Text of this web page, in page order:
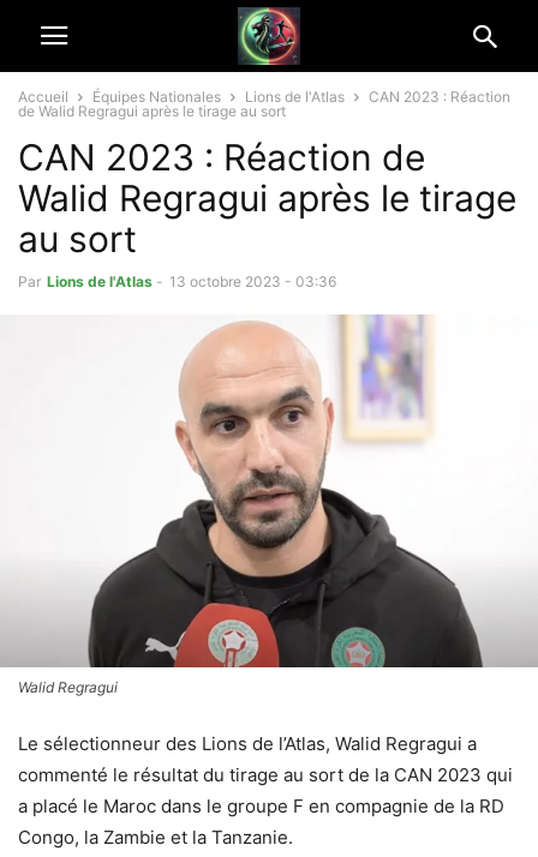
Accueil Équipes Nationales Lions de l'Atlas
CAN 2023 : Réaction
de Walid Regragui après le tirage au sort
CAN 2023 : Réaction de
Walid Regragui après le tirage
au sort
Par Lions de l'Atlas - 13 octobre 2023 - 03:36
Walid Regragui
Le sélectionneur des Lions de l’Atlas, Walid Regragui a
commenté le résultat du tirage au sort de la CAN 2023 qui
a placé le Maroc dans le groupe F en compagnie de la RD
Congo, la Zambie et la Tanzanie.